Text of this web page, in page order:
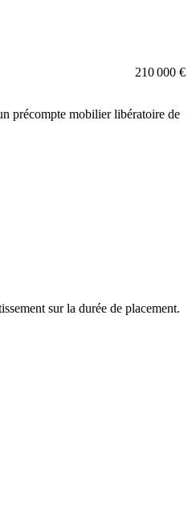
210 000 €
précompte mobilier libératoire de
sur la durée de placement.